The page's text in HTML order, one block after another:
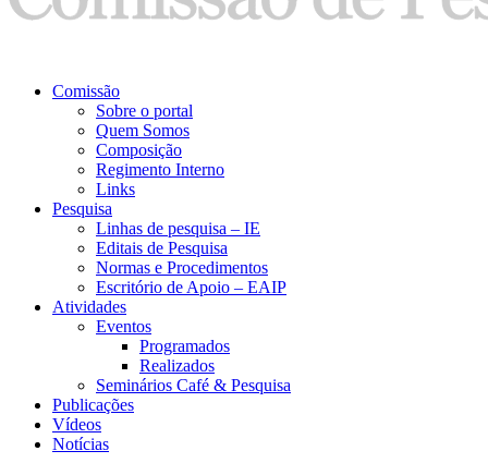
Comissão
Sobre o portal
Quem Somos
Composição
Regimento Interno
Links
Pesquisa
Linhas de pesquisa – IE
Editais de Pesquisa
Normas e Procedimentos
Escritório de Apoio – EAIP
Atividades
Eventos
Programados
Realizados
Seminários Café & Pesquisa
Publicações
Vídeos
Notícias